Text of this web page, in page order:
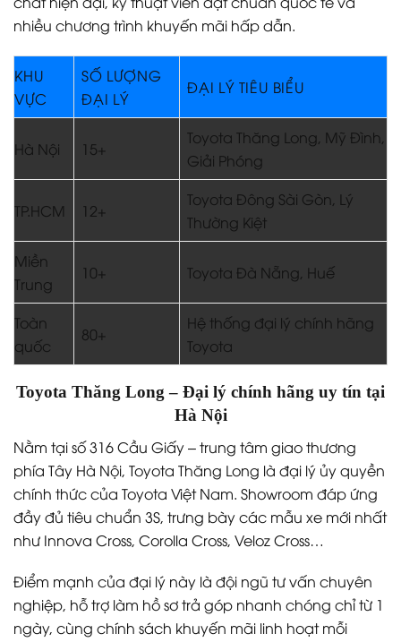
nhiều chương trình khuyến mãi hấp dẫn.
KHU
VỰC
SỐ LƯỢNG
ĐẠI LÝ
ĐẠI LÝ TIÊU BIỂU
Hà Nội 15+
Toyota Thăng Long, Mỹ Đình,
Giải Phóng
TP.HCM 12+
Toyota Đông Sài Gòn, Lý
Thường Kiệt
Miền
Trung
10+ Toyota Đà Nẵng, Huế
Toàn
quốc
80+
Hệ thống đại lý chính hãng
Toyota
Toyota Thăng Long – Đại lý chính hãng uy tín tại
Hà Nội
Nằm tại số 316 Cầu Giấy – trung tâm giao thương
phía Tây Hà Nội, Toyota Thăng Long là đại lý ủy quyền
chính thức của Toyota Việt Nam. Showroom đáp ứng
đầy đủ tiêu chuẩn 3S, trưng bày các mẫu xe mới nhất
như Innova Cross, Corolla Cross, Veloz Cross…
Điểm mạnh của đại lý này là đội ngũ tư vấn chuyên
nghiệp, hỗ trợ làm hồ sơ trả góp nhanh chóng chỉ từ 1
ngày, cùng chính sách khuyến mãi linh hoạt mỗi